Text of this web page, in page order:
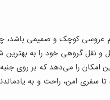
عروسی کوچک و صمیمی
و نقل گروهی خود را به
امکان را می‌دهد که بر روی
امن، راحت و به